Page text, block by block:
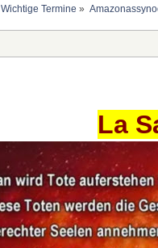
Wichtige Termine »
La